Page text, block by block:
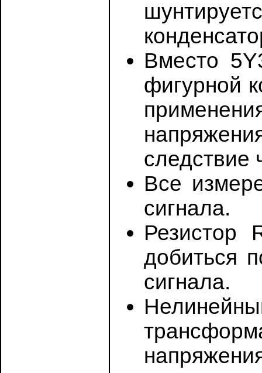
Вместо
фигурной
следствие
Все
сигнала.
Резистор
добиться
сигнала.